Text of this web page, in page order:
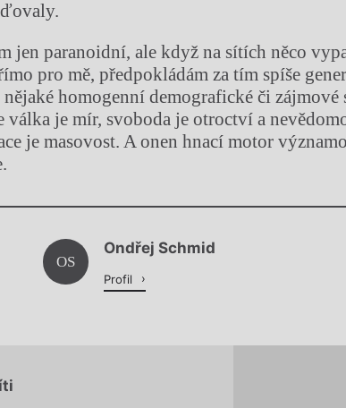
jen paranoidní, ale když na sítích něco
pro mě, předpokládám za tím spíše
homogenní demografické či
válka je mír, svoboda je otroctví a
je masovost. A onen hnací motor
Chviličku.
OS
Ondřej Schmid
Profil